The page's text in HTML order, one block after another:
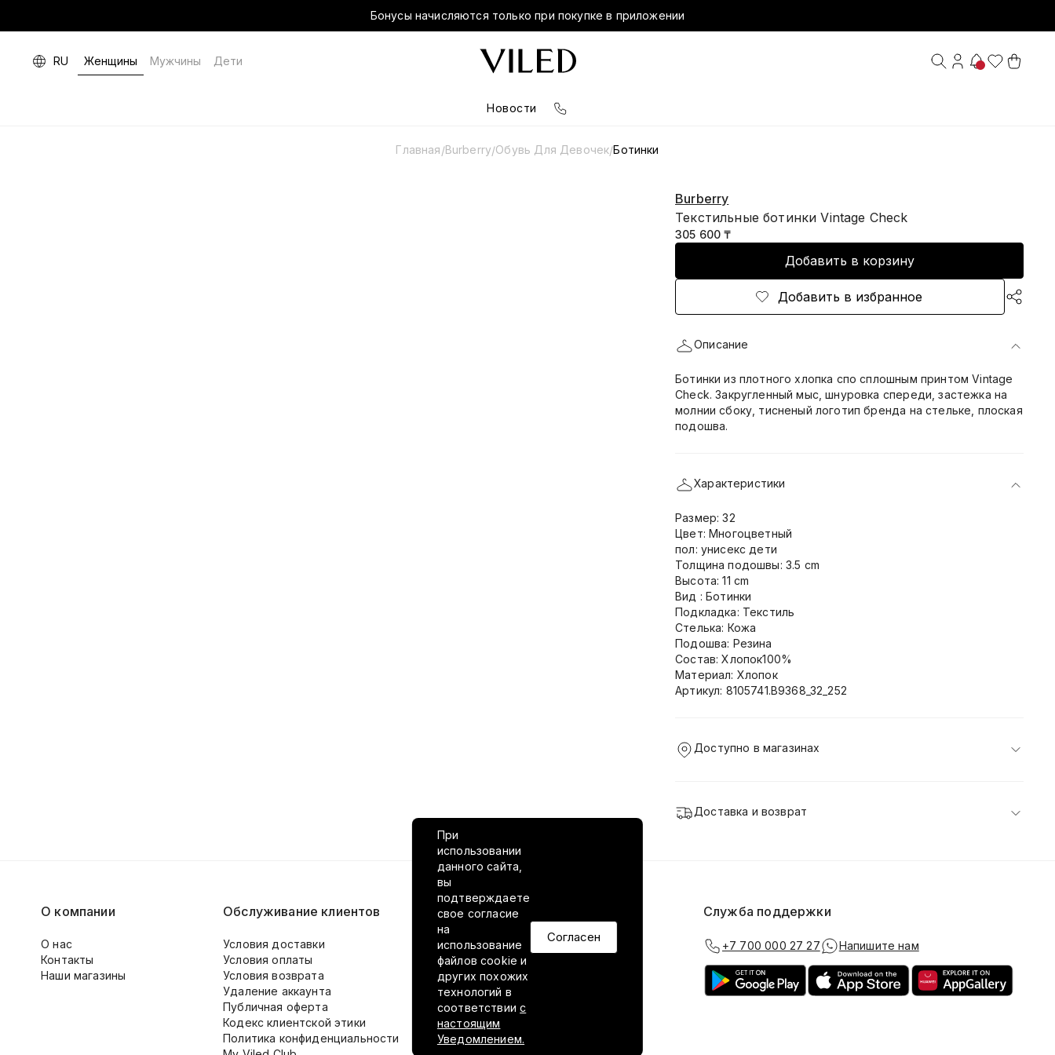
Бонусы начисляются только при покупке в приложении
RU Женщины Мужчины Дети
Новости
Главная/Burberry/Обувь Для Девочек/Ботинки
Burberry
Текстильные ботинки Vintage Check
305 600 ₸
Добавить в корзину
Добавить в избранное
Описание
Ботинки из плотного хлопка спо сплошным принтом Vintage
Check. Закругленный мыс, шнуровка спереди, застежка на
молнии сбоку, тисненый логотип бренда на стельке, плоская
подошва.
Характеристики
Размер: 32
Цвет: Многоцветный
пол: унисекс дети
Толщина подошвы: 3.5 cm
Высота: 11 cm
Вид : Ботинки
Подкладка: Текстиль
Стелька: Кожа
Подошва: Резина
Состав: Хлопок100%
Материал: Хлопок
Артикул: 8105741.B9368_32_252
Доступно в магазинах
Доставка и возврат
При
использовании
данного сайта,
вы
подтверждаете
свое согласие
на
использование
файлов cookie и
других похожих
технологий в
соответствиис
настоящим
Уведомлением.
Согласен
О компании
О нас
Контакты
Наши магазины
Обслуживание клиентов
Условия доставки
Условия оплаты
Условия возврата
Удаление аккаунта
Публичная оферта
Кодекс клиентской этики
Политика конфиденциальности
VILED в соцсетях Служба поддержки
+7 700 000 27 27 Напишите нам